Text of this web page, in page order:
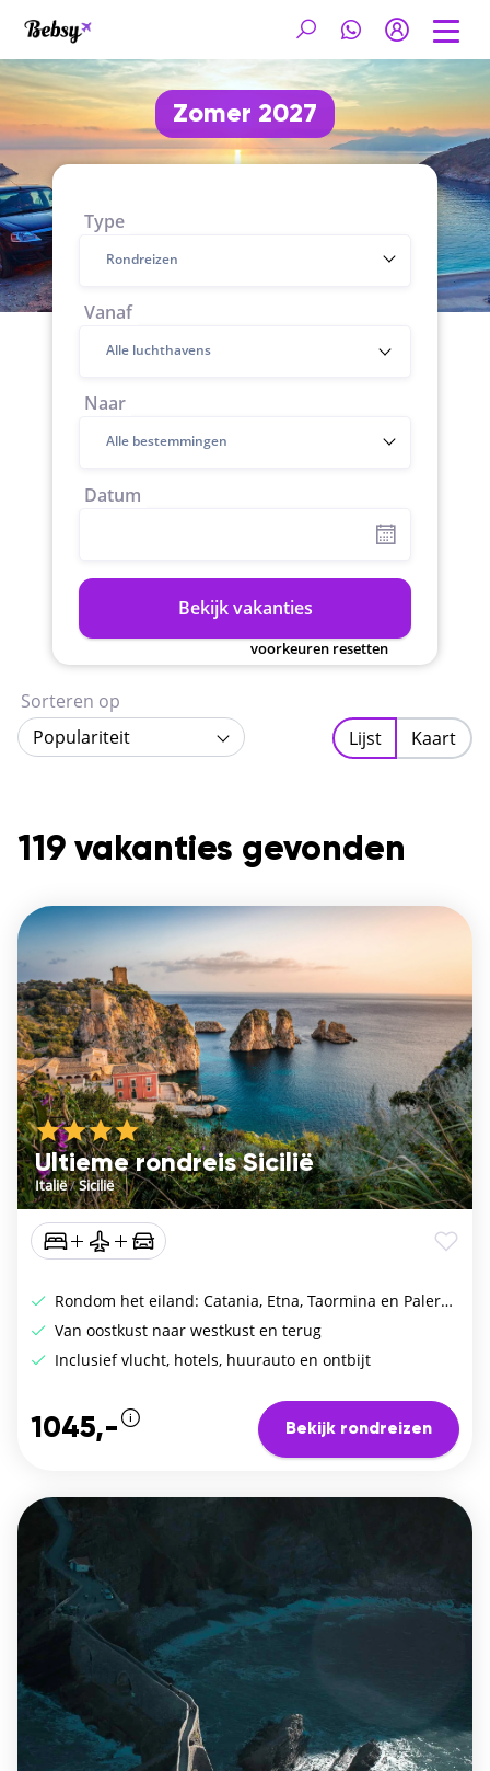
Zomer 2027
Type
Rondreizen
Vanaf
Naar
Alle bestemmingen
Datum
Bekijk vakanties
voorkeuren resetten
119 vakanties gevonden
Ultieme rondreis Sicilië
Italië/Sicilië
Rondom het eiland: Catania, Etna, Taormina en Palermo
Van oostkust naar westkust en terug
Inclusief vlucht, hotels, huurauto en ontbijt
1045,- Bekijk rondreizen
Sorteren op
Populariteit
Lijst Kaart